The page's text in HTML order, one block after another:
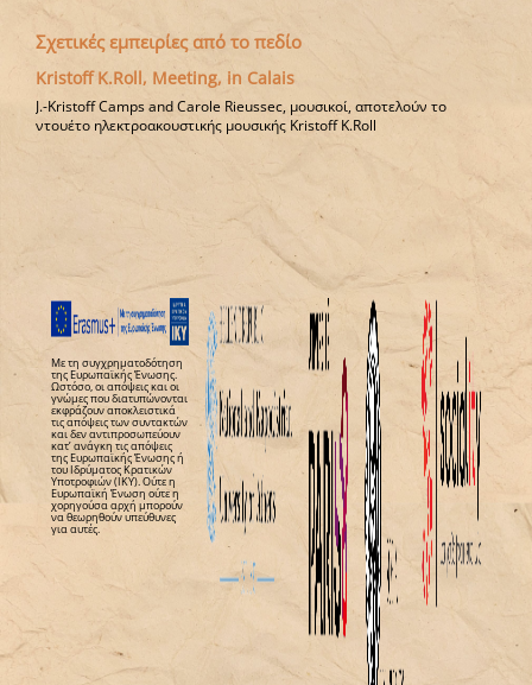
Σχετικές εμπειρίες από το πεδίο
Kristoff K.Roll, Meeting, in Calais
J.-Kristoff Camps and Carole Rieussec, μουσικοί, αποτελούν το
ντουέτο ηλεκτροακουστικής μουσικής Kristoff K.Roll
Με τη συγχρηματοδότηση
της Ευρωπαϊκής Ένωσης.
Ωστόσο, οι απόψεις και οι
γνώμες που διατυπώνονται
εκφράζουν αποκλειστικά
τις απόψεις των συντακτών
και δεν αντιπροσωπεύουν
κατ’ ανάγκη τις απόψεις
της Ευρωπαϊκής Ένωσης ή
του Ιδρύματος Κρατικών
Υποτροφιών (ΙΚΥ). Ούτε η
Ευρωπαϊκή Ένωση ούτε η
χορηγούσα αρχή μπορούν
να θεωρηθούν υπεύθυνες
για αυτές.